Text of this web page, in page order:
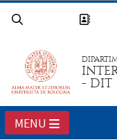
- DIT
MENU